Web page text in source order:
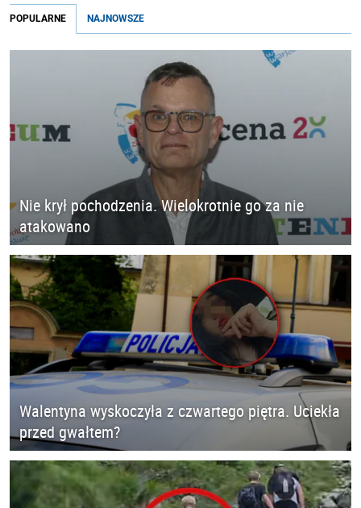
POPULARNE NAJNOWSZE
Nie krył pochodzenia. Wielokrotnie go za nie
atakowano
Walentyna wyskoczyła z czwartego piętra. Uciekła
przed gwałtem?